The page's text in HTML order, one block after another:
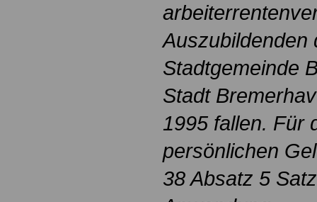
Auszubildenden
Stadtgemeinde
Stadt
1995 fallen. Für
persönlichen
38 Absatz 5